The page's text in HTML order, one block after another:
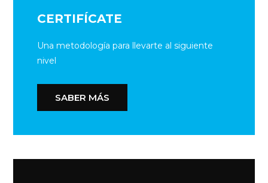
CERTIFÍCATE
Una metodología para llevarte al siguiente
nivel
SABER MÁS